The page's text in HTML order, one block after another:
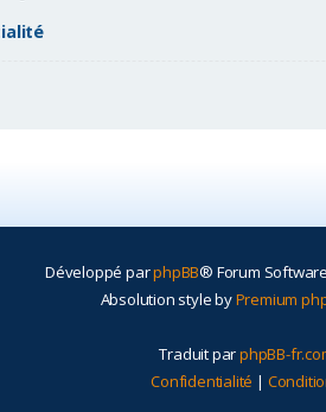
Développé parphpBB® Forum
Absolution style byPremium
Traduit parphpBB-
Confidentialité |